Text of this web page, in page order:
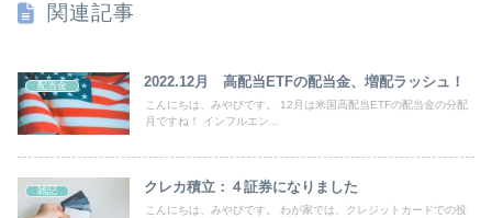
関連記事
配当金 2022.12月 高配当ETFの配当金、増配ラッシュ！
こんにちは、みやびです。 12月は米国高配当ETFの配当金の分配
月ですね！ インフルエン...
雑記 クレカ積立：４証券になりました
こんにちは、みやびです。 わが家では、クレジットカードでの投